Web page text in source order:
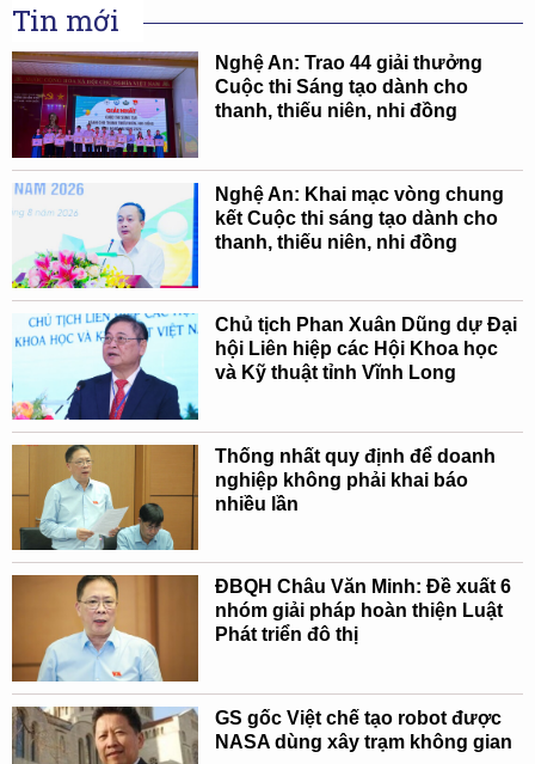
Tin mới
Nghệ An: Trao 44 giải thưởng
Cuộc thi Sáng tạo dành cho
thanh, thiếu niên, nhi đồng
Nghệ An: Khai mạc vòng chung
kết Cuộc thi sáng tạo dành cho
thanh, thiếu niên, nhi đồng
Chủ tịch Phan Xuân Dũng dự Đại
hội Liên hiệp các Hội Khoa học
và Kỹ thuật tỉnh Vĩnh Long
Thống nhất quy định để doanh
nghiệp không phải khai báo
nhiều lần
ĐBQH Châu Văn Minh: Đề xuất 6
nhóm giải pháp hoàn thiện Luật
Phát triển đô thị
GS gốc Việt chế tạo robot được
NASA dùng xây trạm không gian